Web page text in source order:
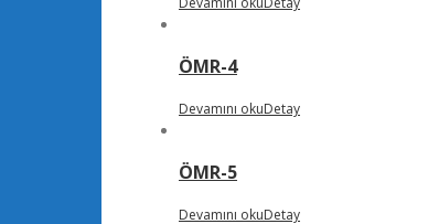
ÖMR-4
Devamını okuDetay
ÖMR-5
Devamını okuDetay